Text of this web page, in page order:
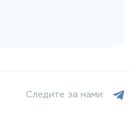
Следите за нами: